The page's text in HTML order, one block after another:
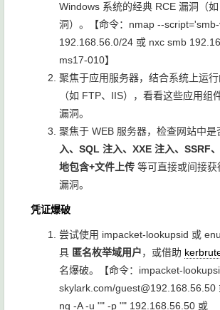
Windows 系统的经典 RCE 漏洞（
洞）。【命令： nmap --
192.168.56.0/24 或 nxc smb
ms17-010】
聚焦于应用服务器，结合系统上运
（如 FTP、IIS），看看这些应用组
漏洞。
聚焦于 WEB 服务器，检查网站中是
入、SQL 注入、XXE 注入、SSRF
地包含+文件上传 等可直接或间接
漏洞。
凭证爆破
尝试使用 impacket-lookupsid 或
具 匿名枚举域用户，或借助
名爆破。【命令： impacket-
skylark.com/guest@192.168.56.50
ng -A -u "" -p "" 192.168.56.50 或